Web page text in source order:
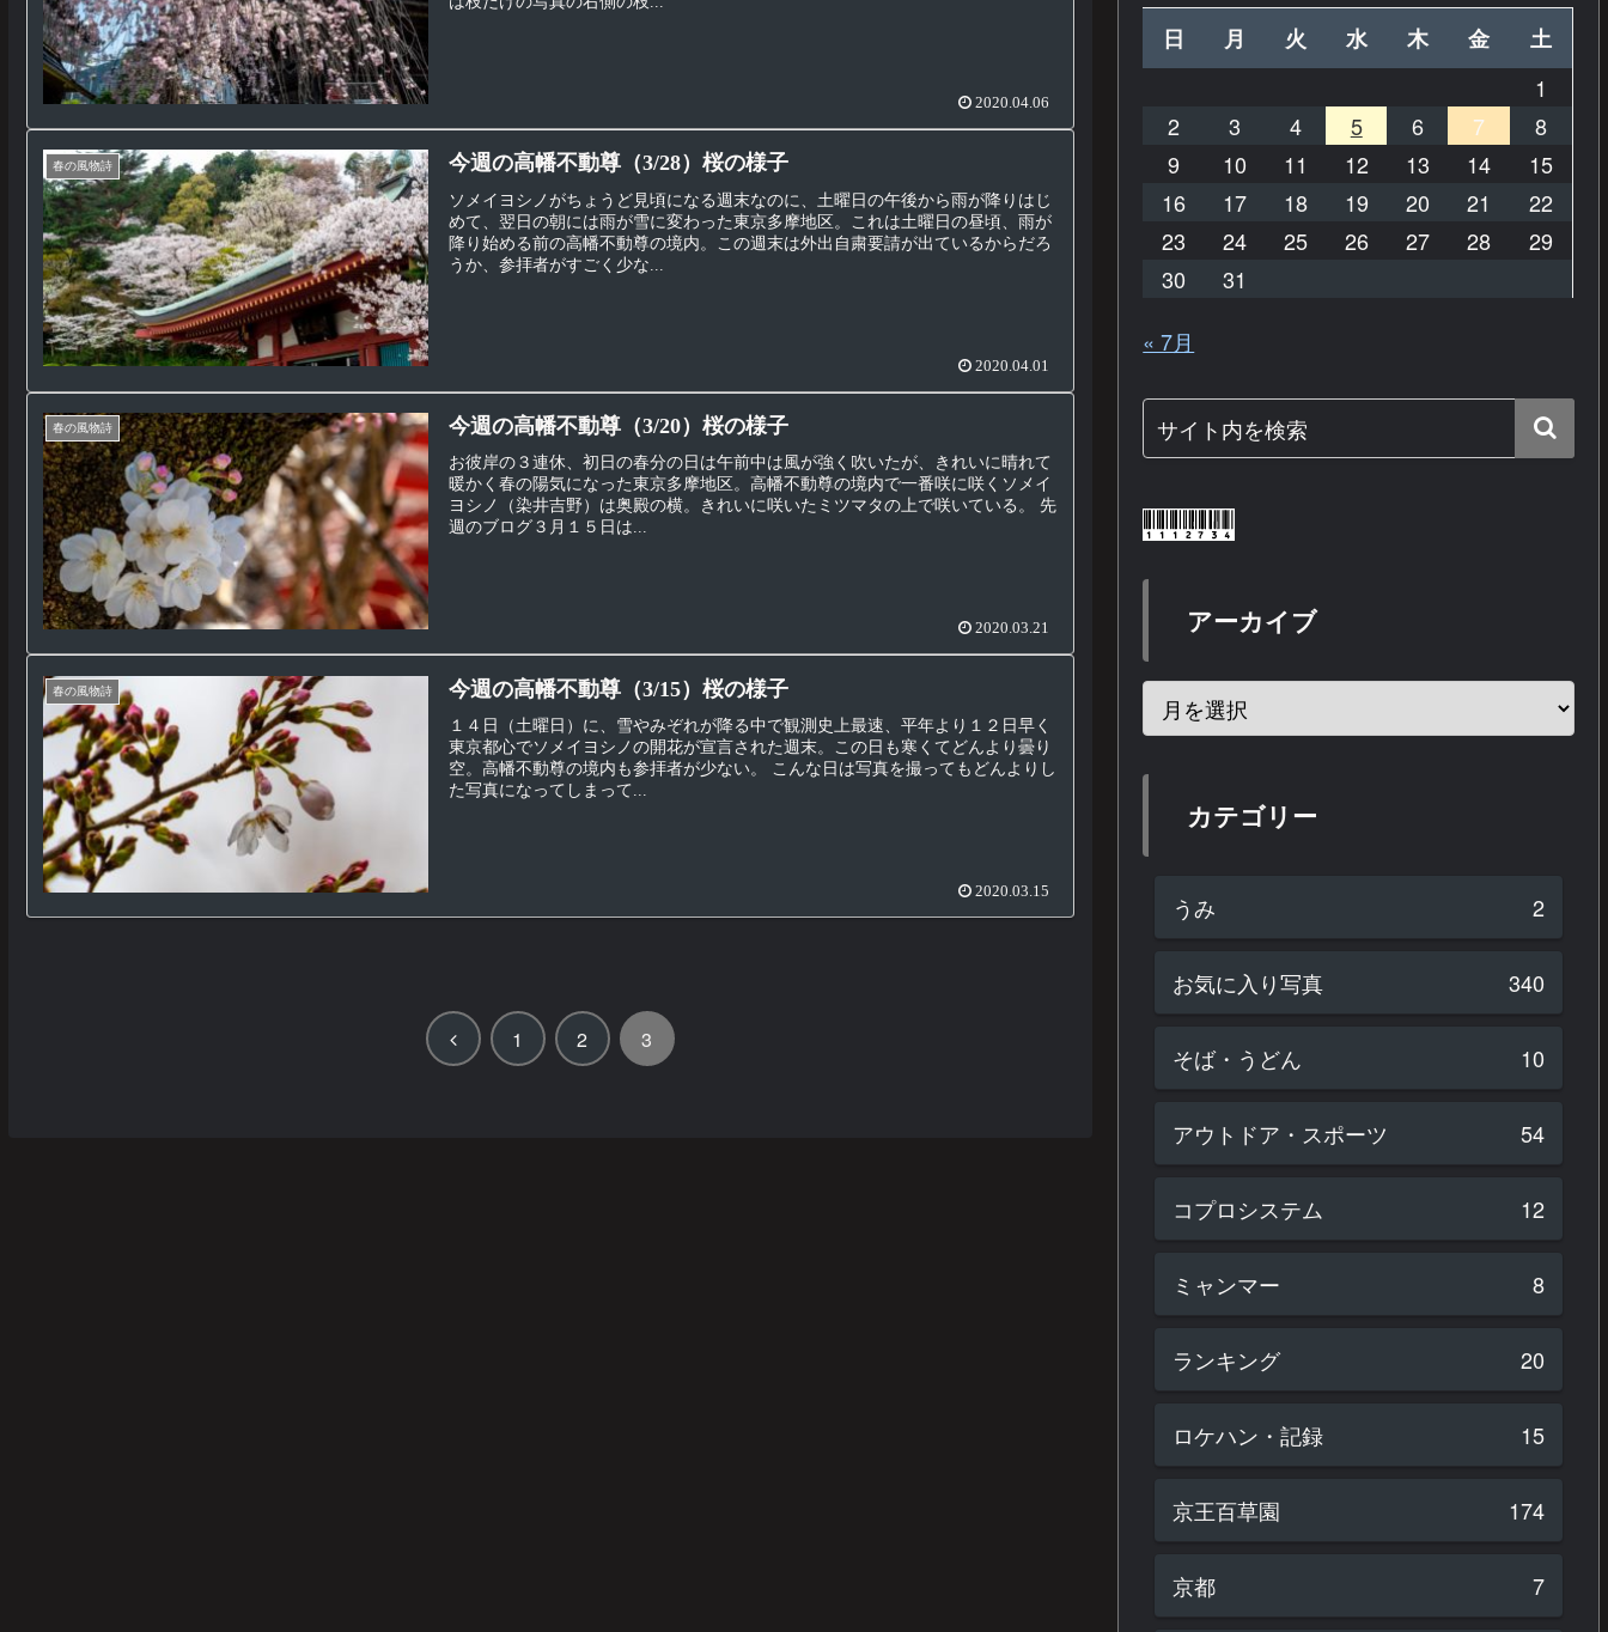
2020.04.06
春の風物詩 今週の高幡不動尊（3/28）桜の様子
ソメイヨシノがちょうど見頃になる週末なのに、土曜日の午後から雨が降りはじ
めて、翌日の朝には雨が雪に変わった東京多摩地区。これは土曜日の昼頃、雨が
降り始める前の高幡不動尊の境内。この週末は外出自粛要請が出ているからだろ
うか、参拝者がすごく少な...
2020.04.01
春の風物詩 今週の高幡不動尊（3/20）桜の様子
お彼岸の３連休、初日の春分の日は午前中は風が強く吹いたが、きれいに晴れて
暖かく春の陽気になった東京多摩地区。高幡不動尊の境内で一番咲に咲くソメイ
ヨシノ（染井吉野）は奥殿の横。きれいに咲いたミツマタの上で咲いている。 先
週のブログ３月１５日は...
2020.03.21
春の風物詩 今週の高幡不動尊（3/15）桜の様子
１４日（土曜日）に、雪やみぞれが降る中で観測史上最速、平年より１２日早く
東京都心でソメイヨシノの開花が宣言された週末。この日も寒くてどんより曇り
空。高幡不動尊の境内も参拝者が少ない。 こんな日は写真を撮ってもどんよりし
た写真になってしまって...
2020.03.15
前
1 2 3
日
月 火 水 木 金
土
1
2
3 4 5 6 7
8
9
10 11 12 13 14
15
16
17 18 19 20 21
22
23
24 25 26 27 28
29
30
31
« 7月
アーカイブ
カテゴリー
うみ 2
お気に入り写真 340
そば・うどん 10
アウトドア・スポーツ 54
コプロシステム 12
ミャンマー 8
ランキング 20
ロケハン・記録 15
京王百草園 174
京都 7